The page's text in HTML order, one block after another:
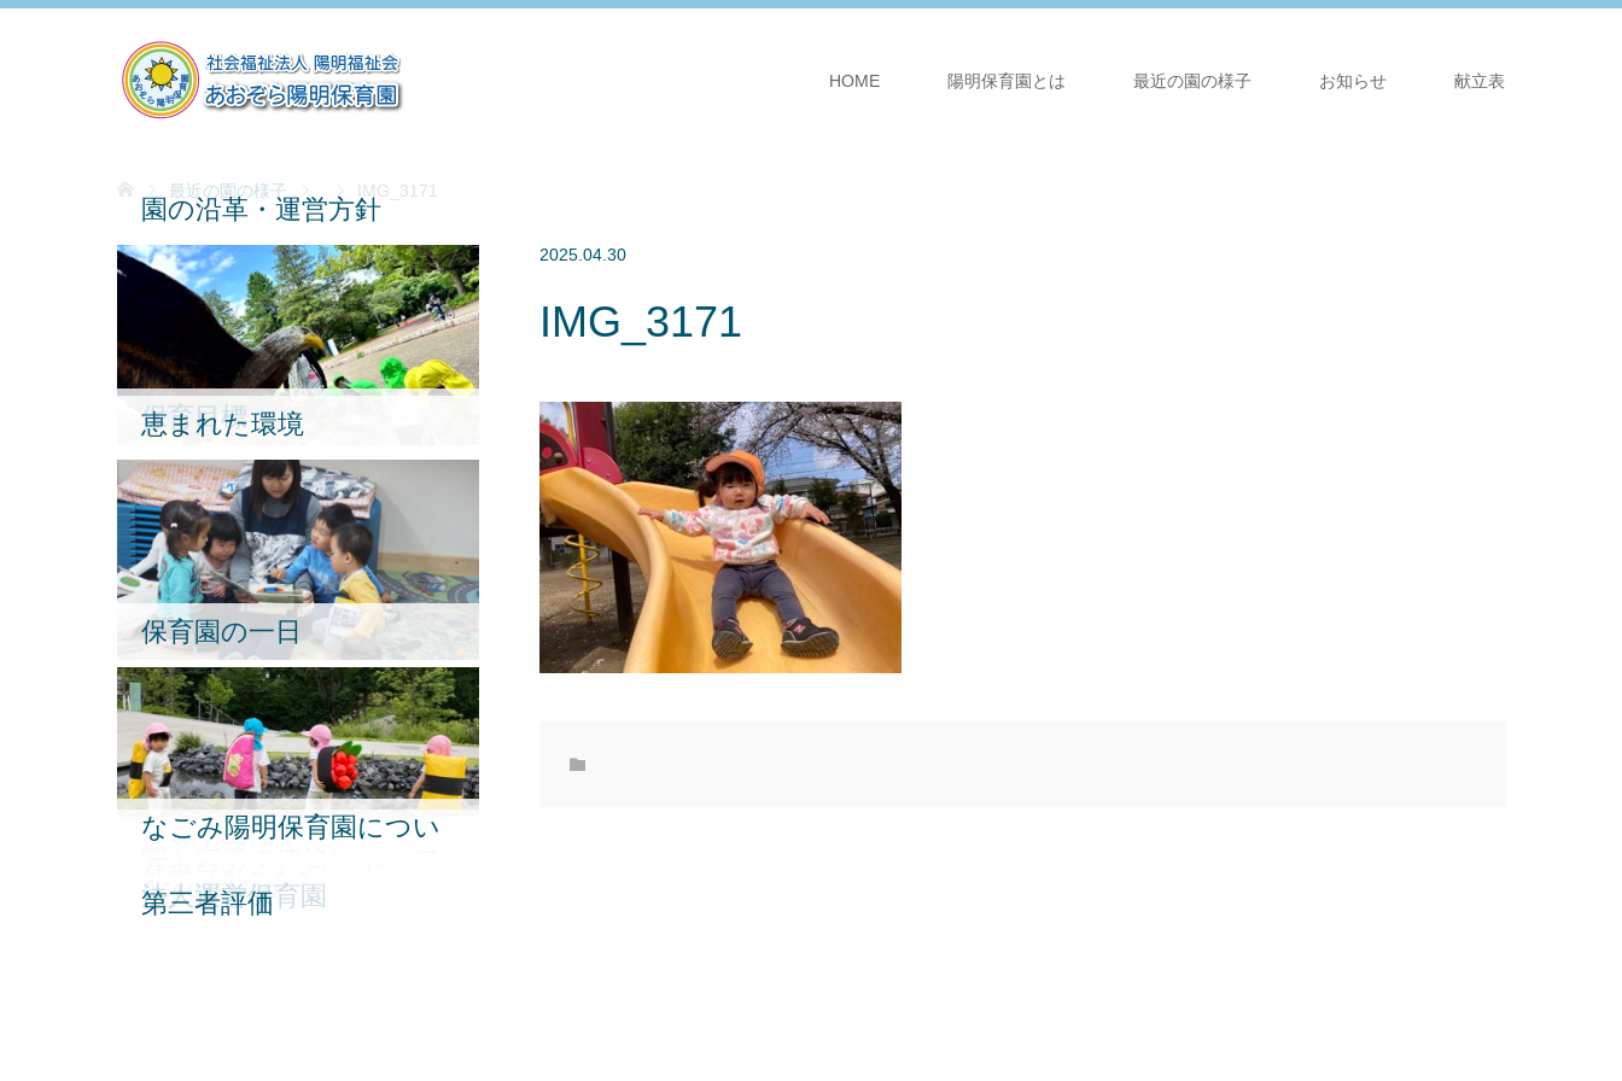
HOME 陽明保育園とは 最近の園の様子 お知らせ 献立表
最近の園の様子 IMG_3171
2025.04.30
IMG_3171
園の沿革・運営方針
保育目標
恵まれた環境
保育園の一日
保育園行事
給食・食育について
なごみ陽明保育園につい
各書類ダウンロード
就職活動Q＆A
AccessMap
法人運営保育園
第三者評価